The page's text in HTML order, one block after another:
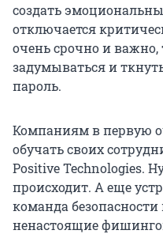
создать
отключается
очень срочно и важно,
задумываться и
пароль.
Компаниям в первую
обучать своих
Positive Technologies.
происходит. А еще
команда
ненастоящие